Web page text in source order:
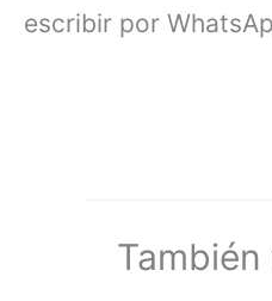
escribir por